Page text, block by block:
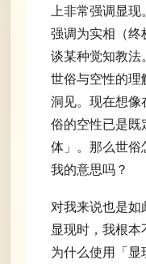
上非常强调显
强调为实相（终
谈某种觉知教法
世俗与空性的理
洞见。现在想像
俗的空性已是既
体」。那么世俗
我的意思吗？
对我来说也是
显现时，我根
为什么使用「